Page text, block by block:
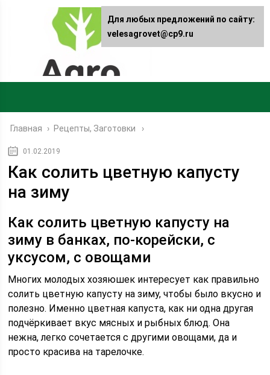
Главная › Рецепты, Заготовки
01.02.2019
Как солить цветную капусту
на зиму
Как солить цветную капусту на
зиму в банках, по-корейски, с
уксусом, с овощами
Многих молодых хозяюшек интересует как правильно
солить цветную капусту на зиму, чтобы было вкусно и
полезно. Именно цветная капуста, как ни одна другая
подчёркивает вкус мясных и рыбных блюд. Она
нежна, легко сочетается с другими овощами, да и
просто красива на тарелочке.
Для любых предложений по сайту:
velesagrovet@cp9.ru